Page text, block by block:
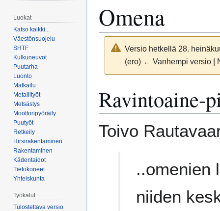
Omena
Versio hetkellä 28.
(ero) ← Vanhempi versio |
navigaatioon
hakuun
Ravintoaine-
Toivo
..omenien
niiden
Luokat
Katso kaikki...
Väestönsuojelu
SHTF
Kulkuneuvot
Puutarha
Luonto
Matkailu
Metallityöt
Metsästys
Moottoripyöräily
Puutyöt
Retkeily
Hirsirakentaminen
Rakentaminen
Kädentaidot
Tietokoneet
Yhteiskunta
Työkalut
Tulostettava versio